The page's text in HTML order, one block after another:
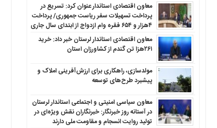
معاون اقتصادی استاندار عنوان کرد: تسریع در
پرداخت تسهیلات سفر ریاست جمهوری/ پرداخت
۴هزار و ۶۵۴ فقره وام ازدواج از ابتدای سال جاری
معاون اقتصادی استاندار لرستان خبر داد: خرید
۲۶۱هزا تن گندم از کشاورزان استان
مولدسازی، راهکاری برای ارزش‌آفرینی املاک و
پیشبرد طرح‌های توسعه
معاون سیاسی امنیتی و اجتماعی استاندار لرستان
در آستانه روز خبرنگار: خبرنگاران نقش ویژه‌ای در
تولید روایت انسجام و مقاومت ملی دارند